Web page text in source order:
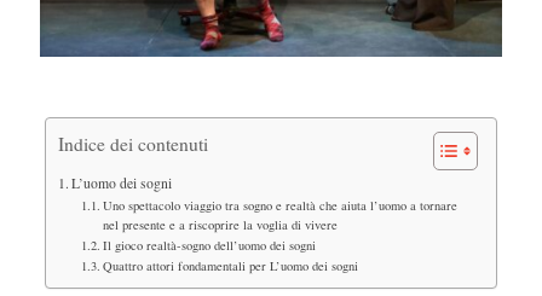
Indice dei contenuti
L’uomo dei sogni
Uno spettacolo viaggio tra sogno e realtà che aiuta l’uomo a tornare
nel presente e a riscoprire la voglia di vivere
Il gioco realtà-sogno dell’uomo dei sogni
Quattro attori fondamentali per L’uomo dei sogni